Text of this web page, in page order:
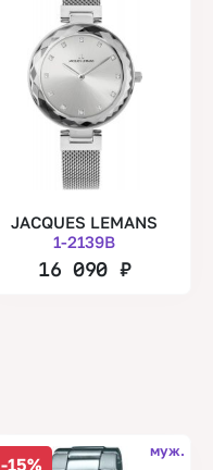
JACQUES LEMANS
1-2139B
16 090 ₽
-15%
муж.